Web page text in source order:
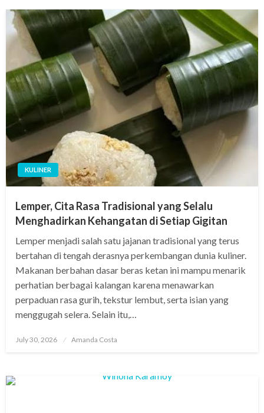
KULINER
Lemper, Cita Rasa Tradisional yang Selalu
Menghadirkan Kehangatan di Setiap Gigitan
Lemper menjadi salah satu jajanan tradisional yang terus
bertahan di tengah derasnya perkembangan dunia kuliner.
Makanan berbahan dasar beras ketan ini mampu menarik
perhatian berbagai kalangan karena menawarkan
perpaduan rasa gurih, tekstur lembut, serta isian yang
menggugah selera. Selain itu,…
Posted
July 30, 2026 Amanda Costa